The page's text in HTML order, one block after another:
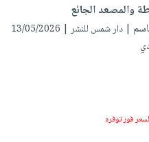
والمصعد الجائع
| دار شمس للنشر | 13/05/2026
فور توفره